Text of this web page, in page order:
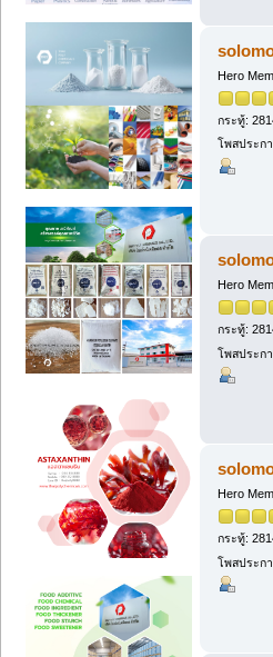
Hero
กระทู้:
โพสประก
Hero
กระทู้:
โพสประก
Hero
กระทู้:
โพสประก